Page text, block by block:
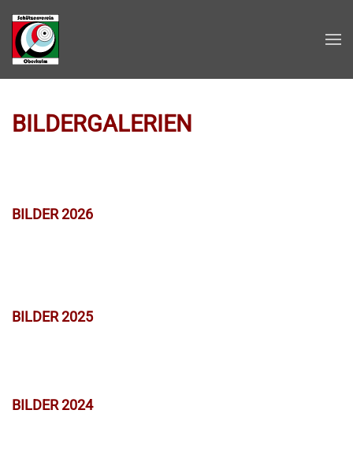
Zum Hauptinhalt springen
BILDERGALERIEN
BILDER 2026
BILDER 2025
BILDER 2024